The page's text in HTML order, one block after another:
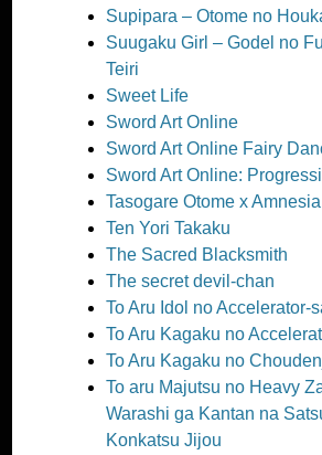
Supipara – Otome no
Suugaku Girl – Godel no
Teiri
Sweet Life
Sword Art Online
Sword Art Online Fairy
Sword Art Online:
Tasogare Otome x Amnesia
Ten Yori Takaku
The Sacred Blacksmith
The secret devil-chan
To Aru Idol no Accelerator-
To Aru Kagaku no
To Aru Kagaku no
To aru Majutsu no Heavy
Warashi ga Kantan na
Konkatsu Jijou